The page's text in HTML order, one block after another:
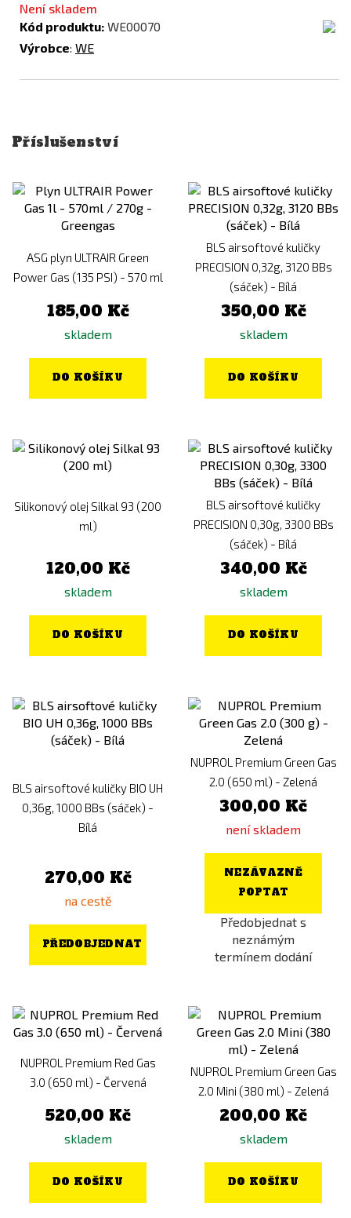
Není skladem
Kód produktu: WE00070
Výrobce: WE
Příslušenství
ASG plyn ULTRAIR Green
Power Gas (135 PSI) - 570 ml
185,00 Kč
skladem
DO KOŠÍKU
BLS airsoftové kuličky
PRECISION 0,32g, 3120 BBs
(sáček) - Bílá
350,00 Kč
skladem
DO KOŠÍKU
Silikonový olej Silkal 93 (200
ml)
120,00 Kč
skladem
DO KOŠÍKU
BLS airsoftové kuličky
PRECISION 0,30g, 3300 BBs
(sáček) - Bílá
340,00 Kč
skladem
DO KOŠÍKU
BLS airsoftové kuličky BIO UH
0,36g, 1000 BBs (sáček) -
Bílá
270,00 Kč
na cestě
PŘEDOBJEDNAT
NUPROL Premium Green Gas
2.0 (650 ml) - Zelená
300,00 Kč
není skladem
NEZÁVAZNĚ
POPTAT
Předobjednat s
neznámým
termínem dodání
NUPROL Premium Red Gas
3.0 (650 ml) - Červená
520,00 Kč
skladem
DO KOŠÍKU
NUPROL Premium Green Gas
2.0 Mini (380 ml) - Zelená
200,00 Kč
skladem
DO KOŠÍKU